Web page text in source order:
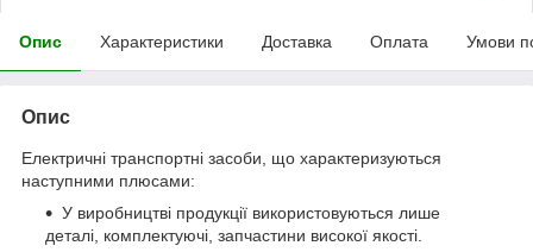
Опис Характеристики Доставка Оплата Умови
Опис
Електричні транспортні засоби, що характеризуються
наступними плюсами:
У виробництві продукції використовуються лише
деталі, комплектуючі, запчастини високої якості.